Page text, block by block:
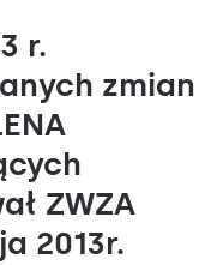
r.
zmian
ZWZA
2013r.